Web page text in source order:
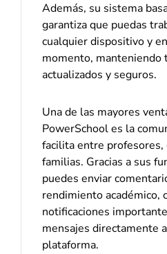
Además, su sistema
garantiza que puedas
cualquier dispositivo y
momento, manteniendo
actualizados y seguros.
Una de las mayores
PowerSchool es la
facilita entre
familias. Gracias a sus
puedes enviar
rendimiento académico,
notificaciones
mensajes directamente
plataforma.